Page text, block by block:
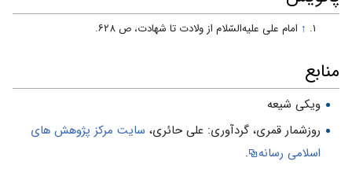
↑ امام علی علیه‌السّلام از ولادت تا شهادت، ص ۶۲۸.
منابع
ویکی شیعه
روزشمار قمرى، گردآورى: على حائرى، سایت مركز پژوهش هاى
اسلامى رسانه
.